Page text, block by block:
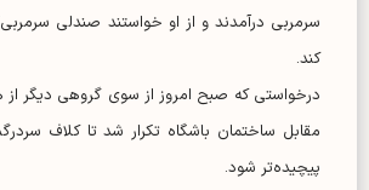
سرمربی درآمدند و از او خواستند صندلی
کند.
درخواستی که صبح امروز از سوی گروهی دیگر از
مقابل ساختمان باشگاه تکرار شد تا کلاف
پیچیده‌تر شود.